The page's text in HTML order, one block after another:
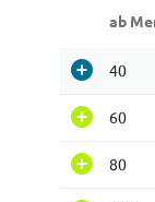
ab
40
60
80